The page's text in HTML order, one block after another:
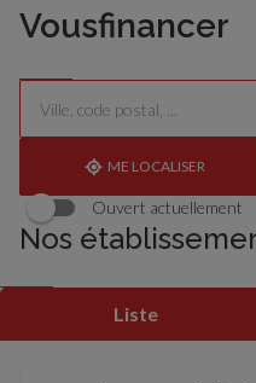
Vousfinancer
Rechercher
Veuillez
renseigner
adresse
{{count}}
résultat(s)
ME LOCALISER
Ouvert actuellement
Nos
Liste